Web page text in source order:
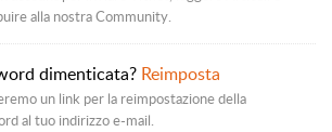
alla nostra Community.
dimenticata? Reimposta
un link per la reimpostazione della
al tuo indirizzo e-mail.